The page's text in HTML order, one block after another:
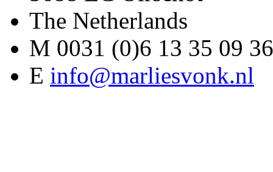
The Netherlands
M 0031 (0)6 13 35 09 36
E info@marliesvonk.nl